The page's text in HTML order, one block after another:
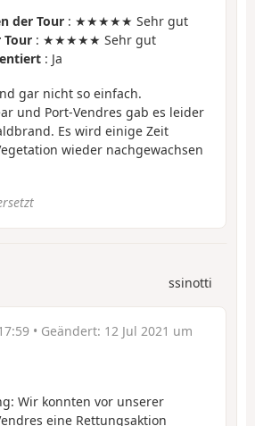
der Tour : ★★★★★ Sehr gut
: ★★★★★ Sehr gut
: Ja
gar nicht so einfach.
und Port-Vendres gab es leider
Es wird einige Zeit
wieder nachgewachsen
ssinotti
• Geändert: 12 Jul 2021 um
Wir konnten vor unserer
eine Rettungsaktion